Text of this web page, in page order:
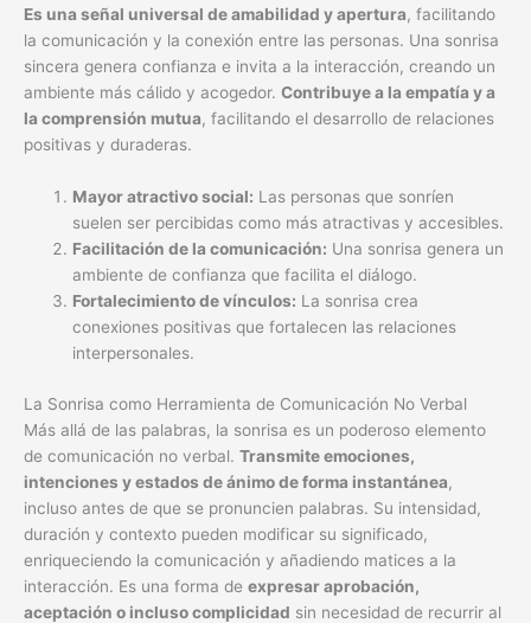
Es una señal universal de amabilidad y apertura, facilitando
la comunicación y la conexión entre las personas. Una sonrisa
sincera genera confianza e invita a la interacción, creando un
ambiente más cálido y acogedor. Contribuye a la empatía y a
la comprensión mutua, facilitando el desarrollo de relaciones
positivas y duraderas.
Mayor atractivo social: Las personas que sonríen
suelen ser percibidas como más atractivas y accesibles.
Facilitación de la comunicación: Una sonrisa genera un
ambiente de confianza que facilita el diálogo.
Fortalecimiento de vínculos: La sonrisa crea
conexiones positivas que fortalecen las relaciones
interpersonales.
La Sonrisa como Herramienta de Comunicación No Verbal
Más allá de las palabras, la sonrisa es un poderoso elemento
de comunicación no verbal. Transmite emociones,
intenciones y estados de ánimo de forma instantánea,
incluso antes de que se pronuncien palabras. Su intensidad,
duración y contexto pueden modificar su significado,
enriqueciendo la comunicación y añadiendo matices a la
interacción. Es una forma de expresar aprobación,
aceptación o incluso complicidad sin necesidad de recurrir al